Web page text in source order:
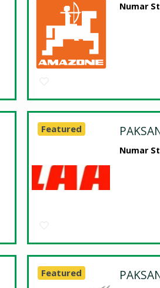
Numar
Numar
Featured
Featured